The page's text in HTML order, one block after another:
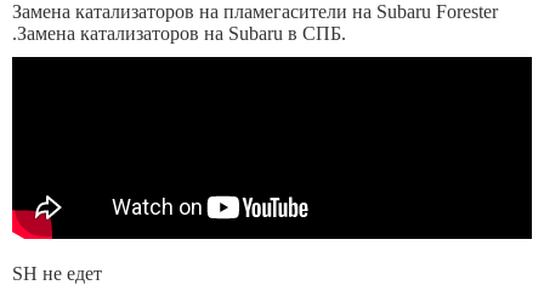
Замена катализаторов на пламегасители на Subaru Forester
.Замена катализаторов на Subaru в СПБ.
SH не едет